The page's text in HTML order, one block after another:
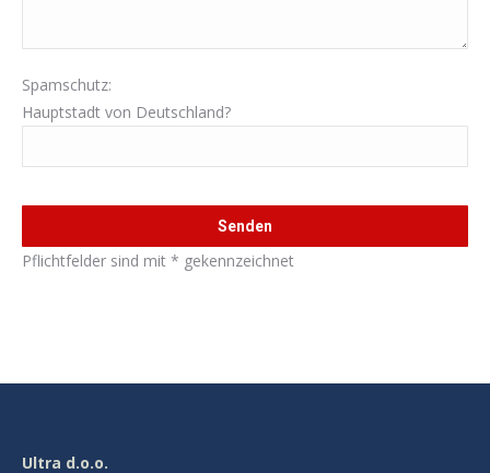
Spamschutz:
Hauptstadt von Deutschland?
Pflichtfelder sind mit * gekennzeichnet
Ultra d.o.o.